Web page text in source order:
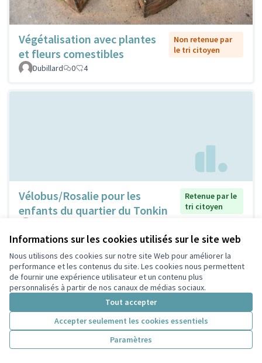
Informations sur les cookies utilisés sur le site web
Nous utilisons des cookies sur notre site Web pour améliorer la
performance et les contenus du site. Les cookies nous permettent
de fournir une expérience utilisateur et un contenu plus
personnalisés à partir de nos canaux de médias sociaux.
Tout accepter
Accepter seulement les cookies essentiels
Paramètres
Végétalisation avec plantes
et fleurs comestibles
Non retenue par
le tri citoyen
Dubillard
0 4
Vélobus/Rosalie pour les
enfants du quartier du Tonkin
Retenue par le
tri citoyen